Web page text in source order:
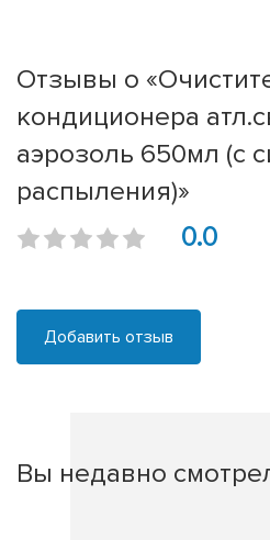
Отзывы о
кондиционера
аэрозоль 650мл (с
распыления)»
0.0
Добавить отзыв
Вы недавно